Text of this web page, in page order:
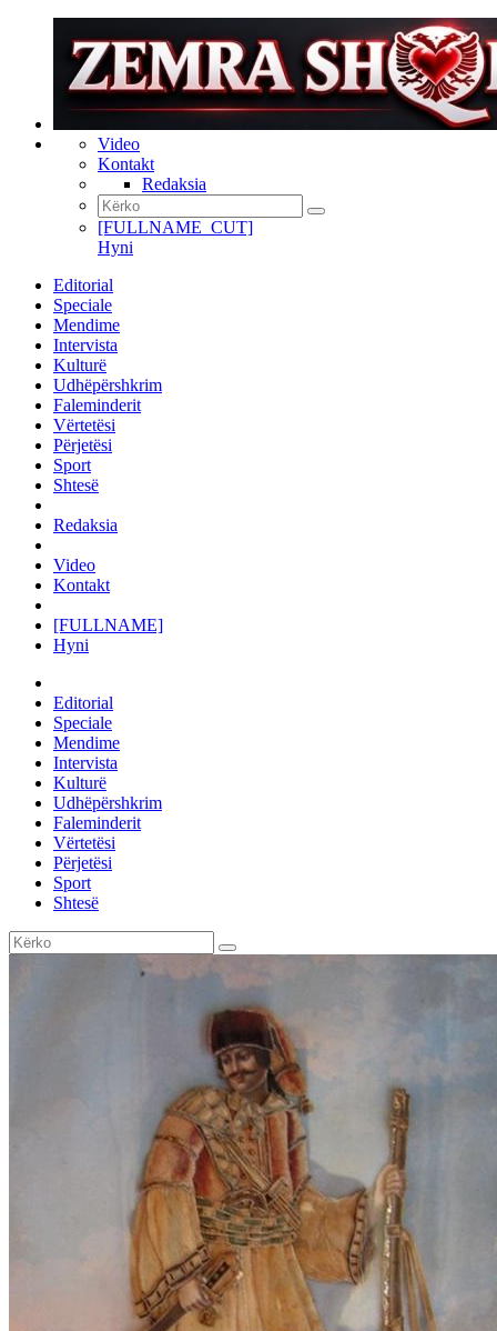
Video
Kontakt
Redaksia
[FULLNAME_CUT]
Hyni
Editorial
Speciale
Mendime
Intervista
Kulturë
Udhëpërshkrim
Faleminderit
Vërtetësi
Përjetësi
Sport
Shtesë
Redaksia
Video
Kontakt
[FULLNAME]
Hyni
Editorial
Speciale
Mendime
Intervista
Kulturë
Udhëpërshkrim
Faleminderit
Vërtetësi
Përjetësi
Sport
Shtesë